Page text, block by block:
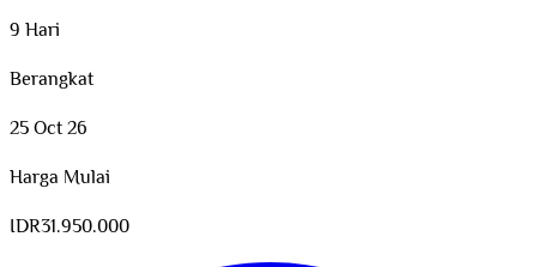
9 Hari
Berangkat
25 Oct 26
Harga Mulai
IDR31.950.000